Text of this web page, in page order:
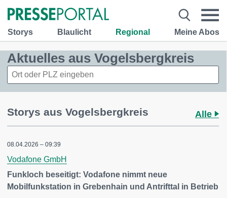
Storys Blaulicht Regional Meine Abos
Aktuelles aus Vogelsbergkreis
Storys aus Vogelsbergkreis Alle
08.04.2026 – 09:39
Vodafone GmbH
Funkloch beseitigt: Vodafone nimmt neue
Mobilfunkstation in Grebenhain und Antrifttal in Betrieb